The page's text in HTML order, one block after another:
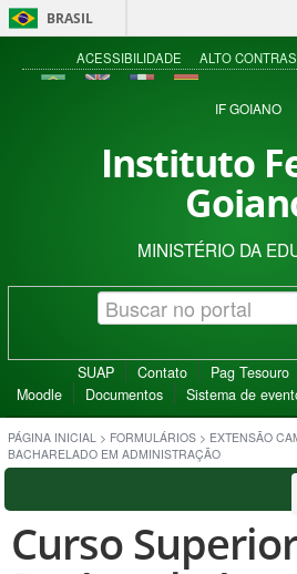
BRASIL
ACESSIBILIDADE ALTO
IF GOIANO
Instituto
MINISTÉRIO DA
SUAP Contato Pag Tesouro
Moodle
Documentos Sistema de
PÁGINA INICIAL > FORMULÁRIOS > EXTENSÃO
BACHARELADO EM ADMINISTRAÇÃO
Curso Superior